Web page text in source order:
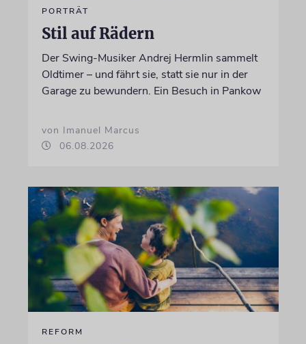
PORTRÄT
Stil auf Rädern
Der Swing-Musiker Andrej Hermlin sammelt
Oldtimer – und fährt sie, statt sie nur in der
Garage zu bewundern. Ein Besuch in Pankow
von Imanuel Marcus
06.08.2026
REFORM